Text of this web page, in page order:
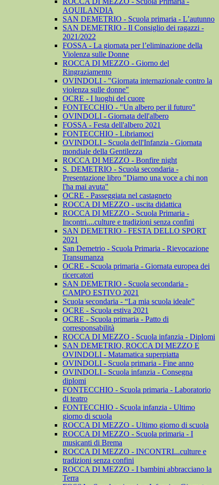
AQUILANDIA
SAN DEMETRIO - Scuola primaria - L’autunno
SAN DEMETRIO - Il Consiglio dei ragazzi -
2021/2022
FOSSA - La giornata per l’eliminazione della
Violenza sulle Donne
ROCCA DI MEZZO - Giorno del
Ringraziamento
OVINDOLI - "Giornata internazionale contro la
violenza sulle donne"
OCRE - I luoghi del cuore
FONTECCHIO - "Un albero per il futuro"
OVINDOLI - Giornata dell'albero
FOSSA - Festa dell'albero 2021
FONTECCHIO - Libriamoci
OVINDOLI - Scuola dell'Infanzia - Giornata
mondiale della Gentilezza
ROCCA DI MEZZO - Bonfire night
S. DEMETRIO - Scuola secondaria -
Presentazione libro "Diamo una voce a chi non
l'ha mai avuta"
OCRE - Passeggiata nel castagneto
ROCCA DI MEZZO - uscita didattica
ROCCA DI MEZZO - Scuola Primaria -
Incontri....culture e tradizioni senza confini
SAN DEMETRIO - FESTA DELLO SPORT
2021
San Demetrio - Scuola Primaria - Rievocazione
Transumanza
OCRE - Scuola primaria - Giornata europea dei
ricercatori
SAN DEMETRIO - Scuola secondaria -
CAMPO ESTIVO 2021
Scuola secondaria - “La mia scuola ideale”
OCRE - Scuola estiva 2021
OCRE - Scuola primaria - Patto di
corresponsabilità
ROCCA DI MEZZO - Scuola infanzia - Diplomi
SAN DEMETRIO, ROCCA DI MEZZO E
OVINDOLI - Matamatica superpiatta
OVINDOLI - Scuola primaria - Fine anno
OVINDOLI - Scuola infanzia - Consegna
diplomi
FONTECCHIO - Scuola primaria - Laboratorio
di teatro
FONTECCHIO - Scuola infanzia - Ultimo
giorno di scuola
ROCCA DI MEZZO - Ultimo giorno di scuola
ROCCA DI MEZZO - Scuola primaria - I
musicanti di Brema
ROCCA DI MEZZO - INCONTRI...culture e
tradizioni senza confini
ROCCA DI MEZZO - I bambini abbracciano la
Terra